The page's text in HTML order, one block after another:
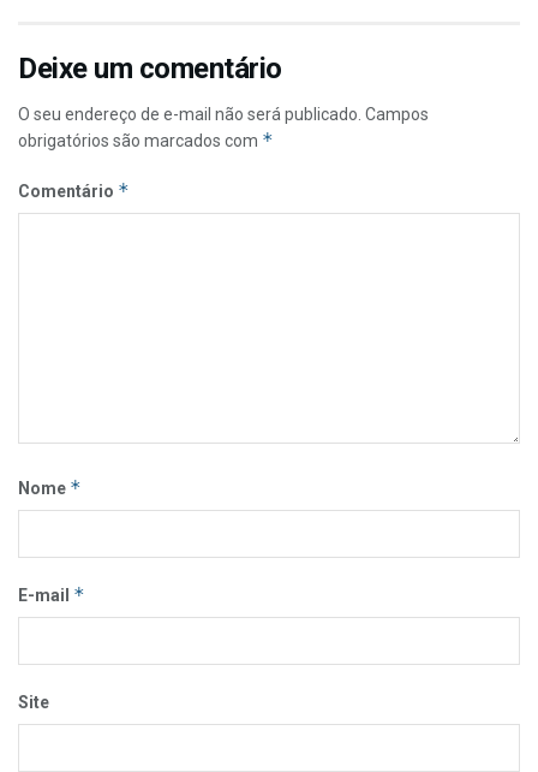
Deixe um comentário
O seu endereço de e-mail não será publicado. Campos
obrigatórios são marcados com *
Comentário *
Nome *
E-mail *
Site